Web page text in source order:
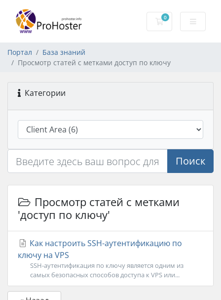
0
Корзина
Портал
База знаний
Просмотр статей с метками доступ по ключу
Категории
Поиск
Просмотр статей с метками
'доступ по ключу'
Как настроить SSH-аутентификацию по
ключу на VPS
SSH-аутентификация по ключу является одним из
самых безопасных способов доступа к VPS или...